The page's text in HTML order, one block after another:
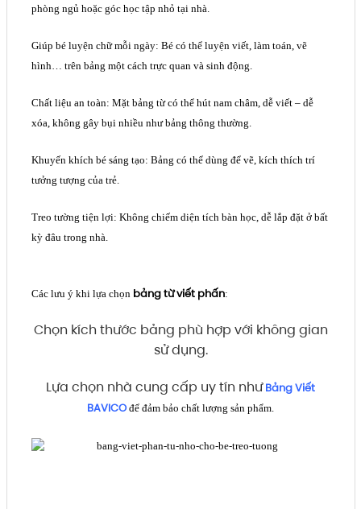
phòng ngủ hoặc góc học tập nhỏ tại nhà.
Giúp bé luyện chữ mỗi ngày: Bé có thể luyện viết, làm toán, vẽ
hình… trên bảng một cách trực quan và sinh động.
Chất liệu an toàn: Mặt bảng từ có thể hút nam châm, dễ viết – dễ
xóa, không gây bụi nhiều như bảng thông thường.
Khuyến khích bé sáng tạo: Bảng có thể dùng để vẽ, kích thích trí
tưởng tượng của trẻ.
Treo tường tiện lợi: Không chiếm diện tích bàn học, dễ lắp đặt ở bất
kỳ đâu trong nhà.
Các lưu ý khi lựa chọn bảng từ viết phấn:
Chọn kích thước bảng phù hợp với không gian
sử dụng.
Lựa chọn nhà cung cấp uy tín như Bảng Viết
BAVICO để đảm bảo chất lượng sản phẩm.